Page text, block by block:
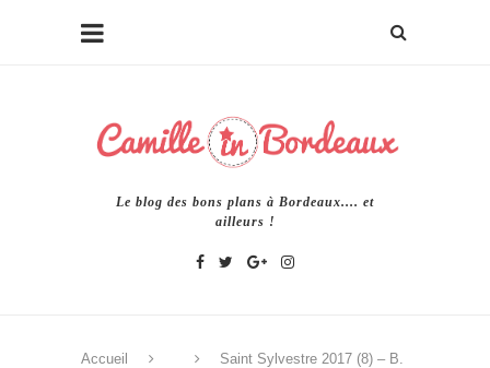
Le blog des bons plans à Bordeaux.... et
ailleurs !
Accueil
Saint Sylvestre 2017 (8) – B.